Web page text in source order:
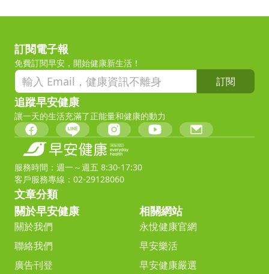
訂閱電子報
免費訂閱早安，開始健康新生活！
訂閱
追蹤早安健康
讓一天的生活充滿了正能量和健康的動力
服務時間：週一～週五 8:30-17:30
客戶服務專線：02-29128060
文章分類
關於早安健康
關於我們
聯絡我們
廣告刊登
相關網站
永悅健康官網
早安樂活
早安健康嚴選